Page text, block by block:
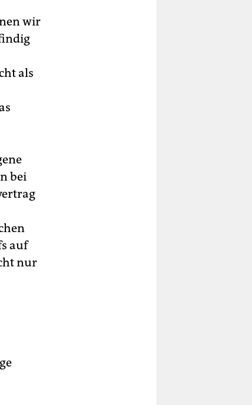
wir
als
bei
auf
nur